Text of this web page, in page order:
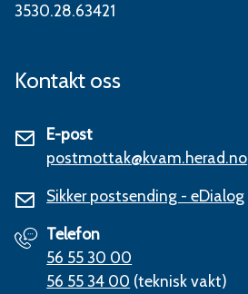
3530.28.63421
Kontakt oss
E-post
postmottak@kvam.herad.no
Sikker postsending - eDialog
Telefon
56 55 30 00
56 55 34 00 (teknisk vakt)